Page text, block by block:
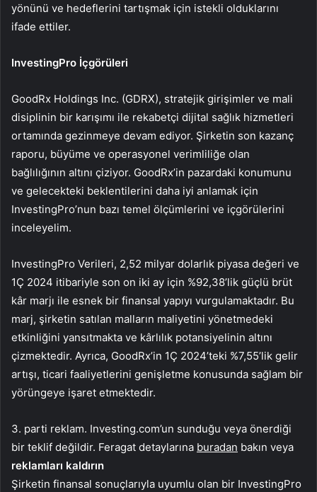
yönünü ve hedeflerini tartışmak için istekli olduklarını
ifade ettiler.
InvestingPro İçgörüleri
GoodRx Holdings Inc. (GDRX), stratejik girişimler ve mali
disiplinin bir karışımı ile rekabetçi dijital sağlık hizmetleri
ortamında gezinmeye devam ediyor. Şirketin son kazanç
raporu, büyüme ve operasyonel verimliliğe olan
bağlılığının altını çiziyor. GoodRx’in pazardaki konumunu
ve gelecekteki beklentilerini daha iyi anlamak için
InvestingPro’nun bazı temel ölçümlerini ve içgörülerini
inceleyelim.
InvestingPro Verileri, 2,52 milyar dolarlık piyasa değeri ve
1Ç 2024 itibariyle son on iki ay için %92,38’lik güçlü brüt
kâr marjı ile esnek bir finansal yapıyı vurgulamaktadır. Bu
marj, şirketin satılan malların maliyetini yönetmedeki
etkinliğini yansıtmakta ve kârlılık potansiyelinin altını
çizmektedir. Ayrıca, GoodRx’in 1Ç 2024’teki %7,55’lik gelir
artışı, ticari faaliyetlerini genişletme konusunda sağlam bir
yörüngeye işaret etmektedir.
3. parti reklam. Investing.com’un sunduğu veya önerdiği
bir teklif değildir. Feragat detaylarına buradan bakın veya
reklamları kaldırın
Şirketin finansal sonuçlarıyla uyumlu olan bir InvestingPro